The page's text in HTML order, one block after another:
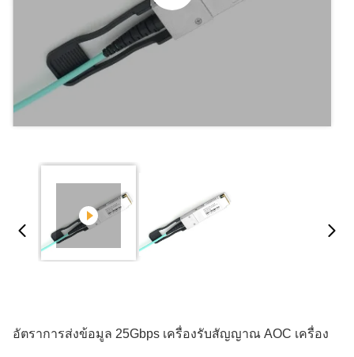
อัตราการส่งข้อมูล 25Gbps เครื่องรับสัญญาณ AOC เครื่อง